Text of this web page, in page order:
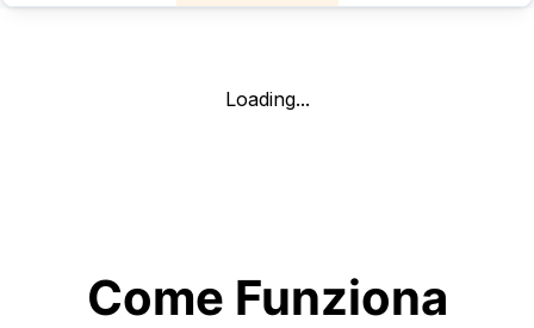
Loading...
Come Funziona